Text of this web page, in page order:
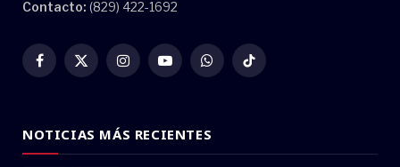
Contacto: (829) 422-1692
Facebook
X
InstagramYouTubeWhatsAppTikTok
NOTICIAS MÁS RECIENTES